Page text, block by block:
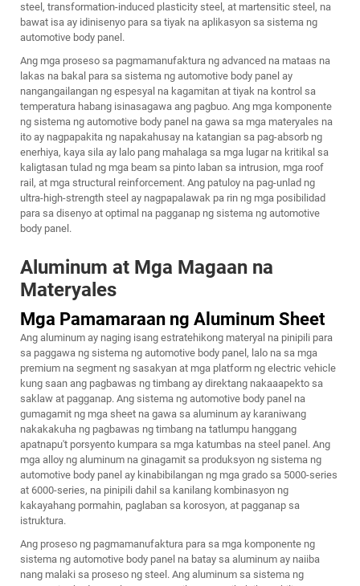
steel, transformation-induced plasticity steel, at martensitic steel, na
bawat isa ay idinisenyo para sa tiyak na aplikasyon sa sistema ng
automotive body panel.
Ang mga proseso sa pagmamanufaktura ng advanced na mataas na
lakas na bakal para sa sistema ng automotive body panel ay
nangangailangan ng espesyal na kagamitan at tiyak na kontrol sa
temperatura habang isinasagawa ang pagbuo. Ang mga komponente
ng sistema ng automotive body panel na gawa sa mga materyales na
ito ay nagpapakita ng napakahusay na katangian sa pag-absorb ng
enerhiya, kaya sila ay lalo pang mahalaga sa mga lugar na kritikal sa
kaligtasan tulad ng mga beam sa pinto laban sa intrusion, mga roof
rail, at mga structural reinforcement. Ang patuloy na pag-unlad ng
ultra-high-strength steel ay nagpapalawak pa rin ng mga posibilidad
para sa disenyo at optimal na pagganap ng sistema ng automotive
body panel.
Aluminum at Mga Magaan na
Materyales
Mga Pamamaraan ng Aluminum Sheet
Ang aluminum ay naging isang estratehikong materyal na pinipili para
sa paggawa ng sistema ng automotive body panel, lalo na sa mga
premium na segment ng sasakyan at mga platform ng electric vehicle
kung saan ang pagbawas ng timbang ay direktang nakaaapekto sa
saklaw at pagganap. Ang sistema ng automotive body panel na
gumagamit ng mga sheet na gawa sa aluminum ay karaniwang
nakakakuha ng pagbawas ng timbang na tatlumpu hanggang
apatnapu't porsyento kumpara sa mga katumbas na steel panel. Ang
mga alloy ng aluminum na ginagamit sa produksyon ng sistema ng
automotive body panel ay kinabibilangan ng mga grado sa 5000-series
at 6000-series, na pinipili dahil sa kanilang kombinasyon ng
kakayahang pormahin, paglaban sa korosyon, at pagganap sa
istruktura.
Ang proseso ng pagmamanufaktura para sa mga komponente ng
sistema ng automotive body panel na batay sa aluminum ay naiiba
nang malaki sa proseso ng steel. Ang aluminum sa sistema ng